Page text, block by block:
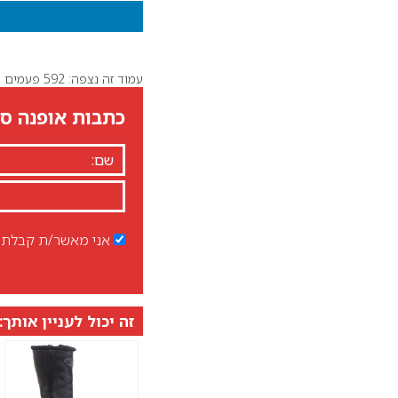
עמוד זה נצפה: 592 פעמים
כתבות אופנה
אני מאשר/ת קבלת
זה יכול לעניין אותך: